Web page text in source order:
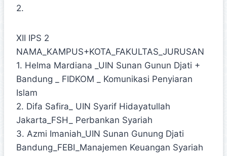
2.
XII IPS 2
NAMA_KAMPUS+KOTA_FAKULTAS_JURUSAN
1. Helma Mardiana _UIN Sunan Gunun Djati +
Bandung _ FIDKOM _ Komunikasi Penyiaran
Islam
2. Difa Safira_ UIN Syarif Hidayatullah
Jakarta_FSH_ Perbankan Syariah
3. Azmi Imaniah_UIN Sunan Gunung Djati
Bandung_FEBI_Manajemen Keuangan Syariah